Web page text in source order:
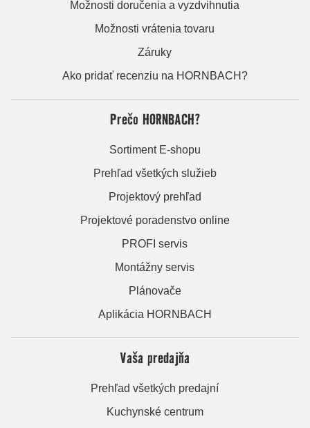
Možnosti doručenia a vyzdvihnutia
Možnosti vrátenia tovaru
Záruky
Ako pridať recenziu na HORNBACH?
Prečo HORNBACH?
Sortiment E-shopu
Prehľad všetkých služieb
Projektový prehľad
Projektové poradenstvo online
PROFI servis
Montážny servis
Plánovače
Aplikácia HORNBACH
Vaša predajňa
Prehľad všetkých predajní
Kuchynské centrum